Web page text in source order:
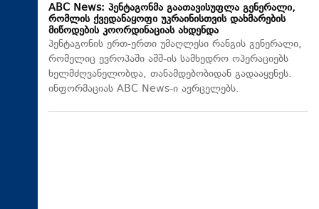
ABC News: პენტაგონმა გაათავისუფლა გენერალი,
რომლის ქვედანაყოფი უკრაინისთვის დახმარების
მიწოდების კოორდინაციას ახდენდა
პენტაგონის ერთ-ერთი უმაღლესი რანგის გენერალი,
რომელიც ევროპაში აშშ-ის სამხედრო ოპერაციებს
ხელმძღვანელობდა, თანამდებობიდან გადააყენეს.
ინფორმაციას ABC News-ი ავრცელებს.